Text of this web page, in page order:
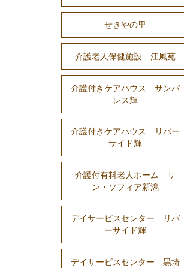
せきやの里
介護老人保健施設 江風苑
介護付きケアハウス サンパ
レス輝
介護付きケアハウス リバー
サイド輝
介護付有料老人ホーム サ
ン・ソフィア新潟
デイサービスセンター リバ
ーサイド輝
デイサービスセンター 黒埼